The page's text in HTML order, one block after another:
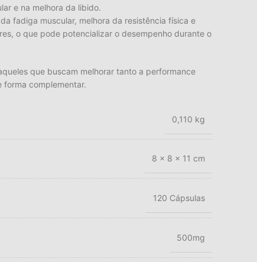
e na melhora da libido.
fadiga muscular, melhora da resistência física e
o que pode potencializar o desempenho durante o
que buscam melhorar tanto a performance
forma complementar.
0,110 kg
8 × 8 × 11 cm
120 Cápsulas
500mg